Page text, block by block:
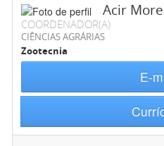
Acir
COORDENADOR(A)
CIÊNCIAS AGRÁRIAS
Zootecnia
E-